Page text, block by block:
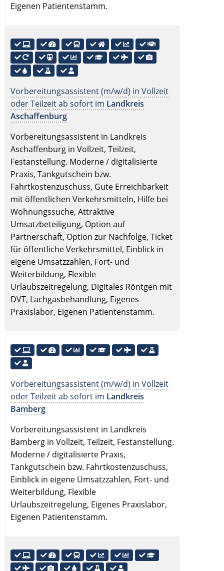
Eigenen Patientenstamm.
Vorbereitungsassistent (m/w/d) in Vollzeit
oder Teilzeit ab sofort im Landkreis
Aschaffenburg
Vorbereitungsassistent in Landkreis
Aschaffenburg in Vollzeit, Teilzeit,
Festanstellung. Moderne / digitalisierte
Praxis, Tankgutschein bzw.
Fahrtkostenzuschuss, Gute Erreichbarkeit
mit öffentlichen Verkehrsmitteln, Hilfe bei
Wohnungssuche, Attraktive
Umsatzbeteiligung, Option auf
Partnerschaft, Option zur Nachfolge, Ticket
für öffentliche Verkehrsmittel, Einblick in
eigene Umsatzzahlen, Fort- und
Weiterbildung, Flexible
Urlaubszeitregelung, Digitales Röntgen mit
DVT, Lachgasbehandlung, Eigenes
Praxislabor, Eigenen Patientenstamm.
Vorbereitungsassistent (m/w/d) in Vollzeit
oder Teilzeit ab sofort im Landkreis
Bamberg
Vorbereitungsassistent in Landkreis
Bamberg in Vollzeit, Teilzeit, Festanstellung.
Moderne / digitalisierte Praxis,
Tankgutschein bzw. Fahrtkostenzuschuss,
Einblick in eigene Umsatzzahlen, Fort- und
Weiterbildung, Flexible
Urlaubszeitregelung, Eigenes Praxislabor,
Eigenen Patientenstamm.